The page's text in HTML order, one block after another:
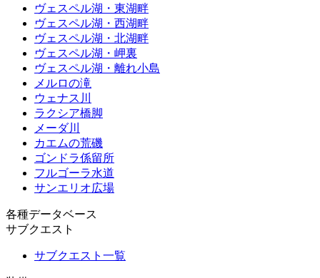
ヴェスペル湖・東湖畔
ヴェスペル湖・西湖畔
ヴェスペル湖・北湖畔
ヴェスペル湖・岬裏
ヴェスペル湖・離れ小島
メルロの滝
ウェナス川
ラクシア橋脚
メーダ川
カエムの荒磯
ゴンドラ係留所
フルゴーラ水道
サンエリオ広場
各種データベース
サブクエスト
サブクエスト一覧